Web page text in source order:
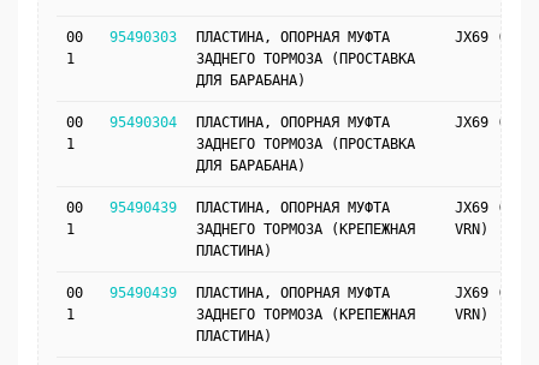
00
1
95490303
ПЛАСТИНА, ОПОРНАЯ МУФТА
ЗАДНЕГО ТОРМОЗА (ПРОСТАВКА
ДЛЯ БАРАБАНА)
JX69 (VRN)
00
1
95490304
ПЛАСТИНА, ОПОРНАЯ МУФТА
ЗАДНЕГО ТОРМОЗА (ПРОСТАВКА
ДЛЯ БАРАБАНА)
JX69 (VRN)
00
1
95490439
ПЛАСТИНА, ОПОРНАЯ МУФТА
ЗАДНЕГО ТОРМОЗА (КРЕПЕЖНАЯ
ПЛАСТИНА)
JX69 (J41,
VRN)
00
1
95490439
ПЛАСТИНА, ОПОРНАЯ МУФТА
ЗАДНЕГО ТОРМОЗА (КРЕПЕЖНАЯ
ПЛАСТИНА)
JX69 (JM4,
VRN)